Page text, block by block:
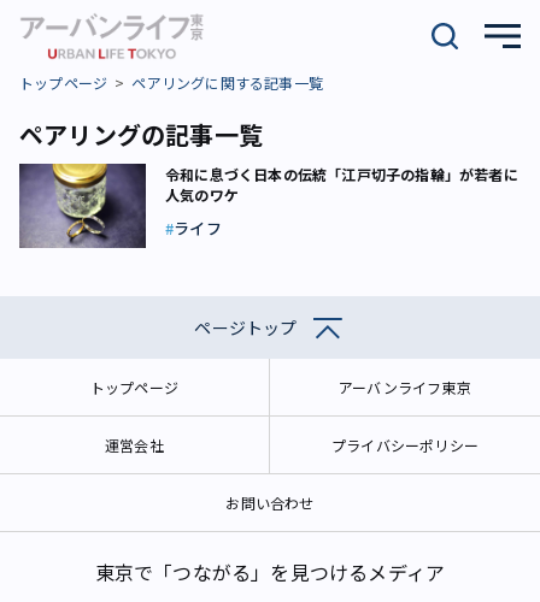
トップページ ペアリングに関する記事一覧
ペアリングの記事一覧
令和に息づく日本の伝統「江戸切子の指輪」が若者に
人気のワケ
ライフ
ページトップ
トップページ アーバンライフ東京
運営会社 プライバシーポリシー
お問い合わせ
東京で「つながる」を見つけるメディア